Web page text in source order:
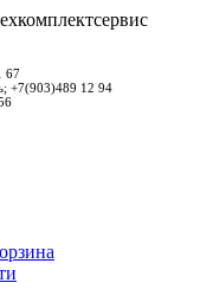
67
+7(903)489 12 94